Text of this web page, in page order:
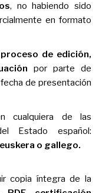
, no habiendo sido
en formato
de edición,
por parte de
de presentación
cualquiera de las
Estado español:
o gallego.
copia íntegra de la